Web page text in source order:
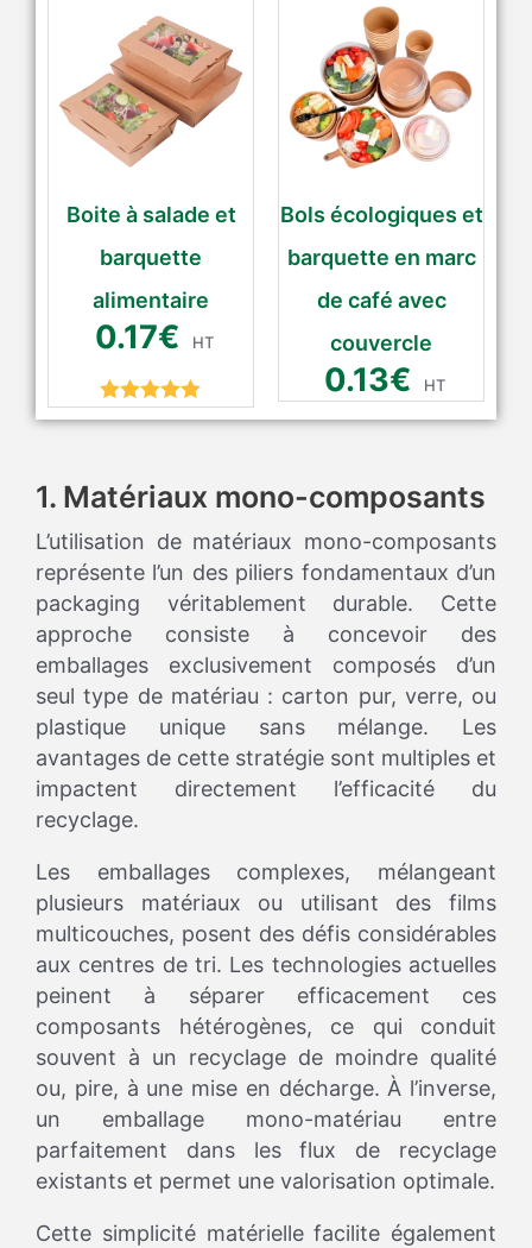
Boite à salade et
barquette
alimentaire
0.17€ HT
Rated5.00
Bols écologiques et
barquette en marc
de café avec
couvercle
0.13€ HT
1. Matériaux mono-composants
L’utilisation de matériaux mono-composants
représente l’un des piliers fondamentaux d’un
packaging véritablement durable. Cette
approche consiste à concevoir des
emballages exclusivement composés d’un
seul type de matériau : carton pur, verre, ou
plastique unique sans mélange. Les
avantages de cette stratégie sont multiples et
impactent directement l’efficacité du
recyclage.
Les emballages complexes, mélangeant
plusieurs matériaux ou utilisant des films
multicouches, posent des défis considérables
aux centres de tri. Les technologies actuelles
peinent à séparer efficacement ces
composants hétérogènes, ce qui conduit
souvent à un recyclage de moindre qualité
ou, pire, à une mise en décharge. À l’inverse,
un emballage mono-matériau entre
parfaitement dans les flux de recyclage
existants et permet une valorisation optimale.
Cette simplicité matérielle facilite également